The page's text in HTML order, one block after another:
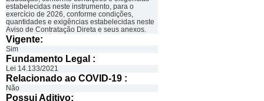
estabelecidas neste instrumento, para o
exercício de 2026, conforme condições,
quantidades e exigências estabelecidas neste
Aviso de Contratação Direta e seus anexos.
Vigente:
Sim
Fundamento Legal :​
Lei 14.133/2021
Relacionado ao COVID-19 :​
Não
Possui Aditivo:​